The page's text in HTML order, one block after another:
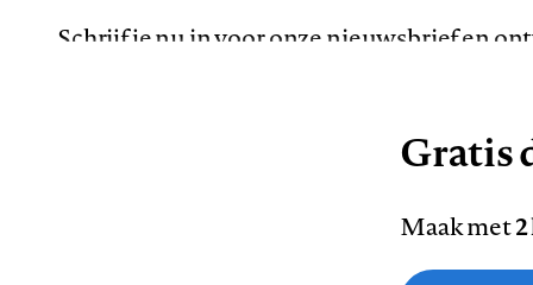
Schrijf je nu in voor onze nieuwsbrief en
Functionele cookies
Gratis
Maak met